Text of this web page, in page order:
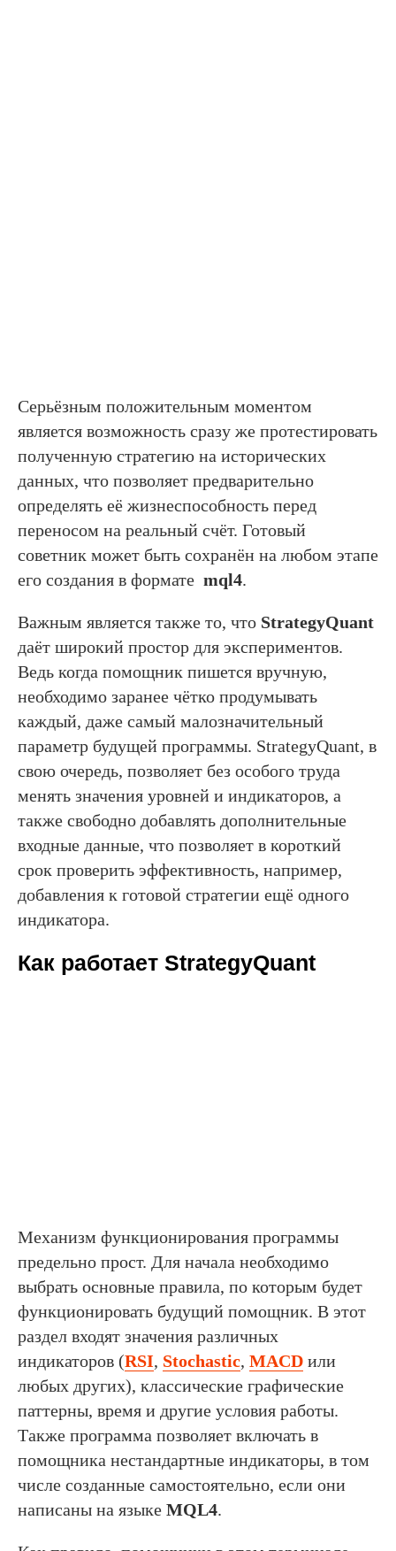
Серьёзным положительным моментом
является возможность сразу же протестировать
полученную стратегию на исторических
данных, что позволяет предварительно
определять её жизнеспособность перед
переносом на реальный счёт. Готовый
советник может быть сохранён на любом этапе
его создания в формате mql4.
Важным является также то, что StrategyQuant
даёт широкий простор для экспериментов.
Ведь когда помощник пишется вручную,
необходимо заранее чётко продумывать
каждый, даже самый малозначительный
параметр будущей программы. StrategyQuant, в
свою очередь, позволяет без особого труда
менять значения уровней и индикаторов, а
также свободно добавлять дополнительные
входные данные, что позволяет в короткий
срок проверить эффективность, например,
добавления к готовой стратегии ещё одного
индикатора.
Как работает StrategyQuant
Механизм функционирования программы
предельно прост. Для начала необходимо
выбрать основные правила, по которым будет
функционировать будущий помощник. В этот
раздел входят значения различных
индикаторов (RSI, Stochastic, MACD или
любых других), классические графические
паттерны, время и другие условия работы.
Также программа позволяет включать в
помощника нестандартные индикаторы, в том
числе созданные самостоятельно, если они
написаны на языке MQL4.